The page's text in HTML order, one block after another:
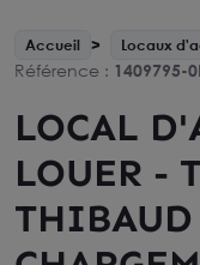
Accueil Locaux
Référence : 1409795-
LOCAL
LOUER -